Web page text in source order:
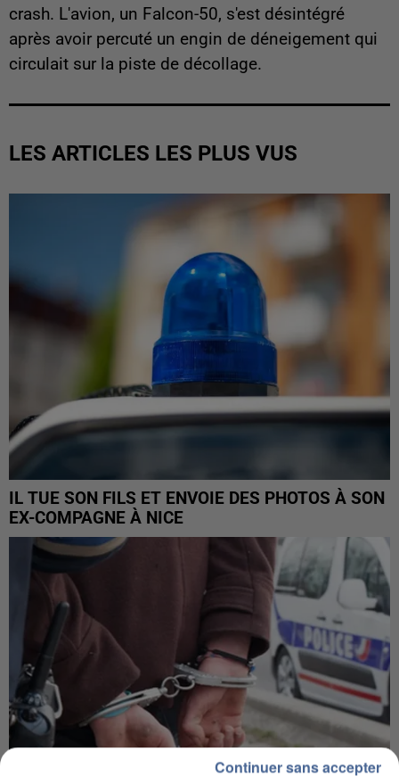
crash. L'avion, un Falcon-50, s'est désintégré
après avoir percuté un engin de déneigement qui
circulait sur la piste de décollage.
LES ARTICLES LES PLUS VUS
IL TUE SON FILS ET ENVOIE DES PHOTOS À SON
EX-COMPAGNE À NICE
Continuer sans accepter